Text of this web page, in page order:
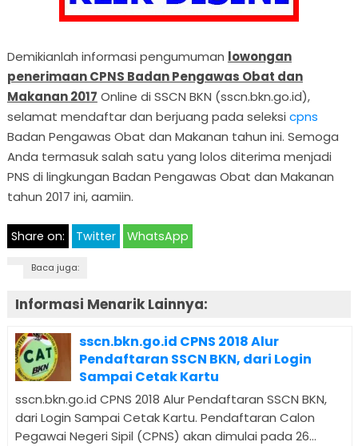
Demikianlah informasi pengumuman lowongan
penerimaan CPNS Badan Pengawas Obat dan
Makanan 2017 Online di SSCN BKN (sscn.bkn.go.id),
selamat mendaftar dan berjuang pada seleksi cpns
Badan Pengawas Obat dan Makanan tahun ini. Semoga
Anda termasuk salah satu yang lolos diterima menjadi
PNS di lingkungan Badan Pengawas Obat dan Makanan
tahun 2017 ini, aamiin.
Share on: Twitter WhatsApp
Baca juga:
Informasi Menarik Lainnya:
sscn.bkn.go.id CPNS 2018 Alur
Pendaftaran SSCN BKN, dari Login
Sampai Cetak Kartu
sscn.bkn.go.id CPNS 2018 Alur Pendaftaran SSCN BKN,
dari Login Sampai Cetak Kartu. Pendaftaran Calon
Pegawai Negeri Sipil (CPNS) akan dimulai pada 26...